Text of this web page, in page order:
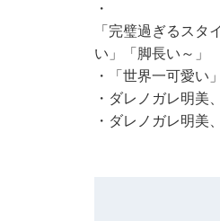
・
「完璧過ぎるスタ
い」「脚長い～」
・
「世界一可愛い
・ ダレノガレ明美
・ ダレノガレ明美